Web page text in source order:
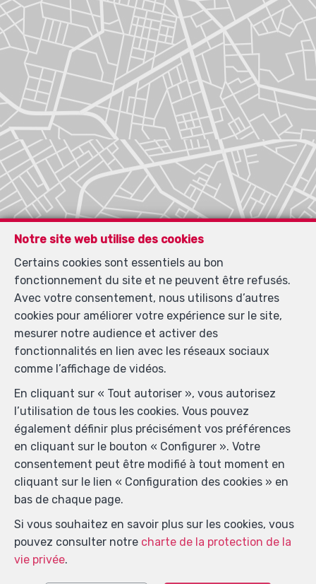
Localiser sur la carte
Notre site web utilise des cookies
Certains cookies sont essentiels au bon
fonctionnement du site et ne peuvent être refusés.
Avec votre consentement, nous utilisons d’autres
cookies pour améliorer votre expérience sur le site,
mesurer notre audience et activer des
fonctionnalités en lien avec les réseaux sociaux
comme l’affichage de vidéos.
En cliquant sur « Tout autoriser », vous autorisez
l’utilisation de tous les cookies. Vous pouvez
également définir plus précisément vos préférences
en cliquant sur le bouton « Configurer ». Votre
consentement peut être modifié à tout moment en
cliquant sur le lien « Configuration des cookies » en
bas de chaque page.
Si vous souhaitez en savoir plus sur les cookies, vous
pouvez consulter notre charte de la protection de la
vie privée.